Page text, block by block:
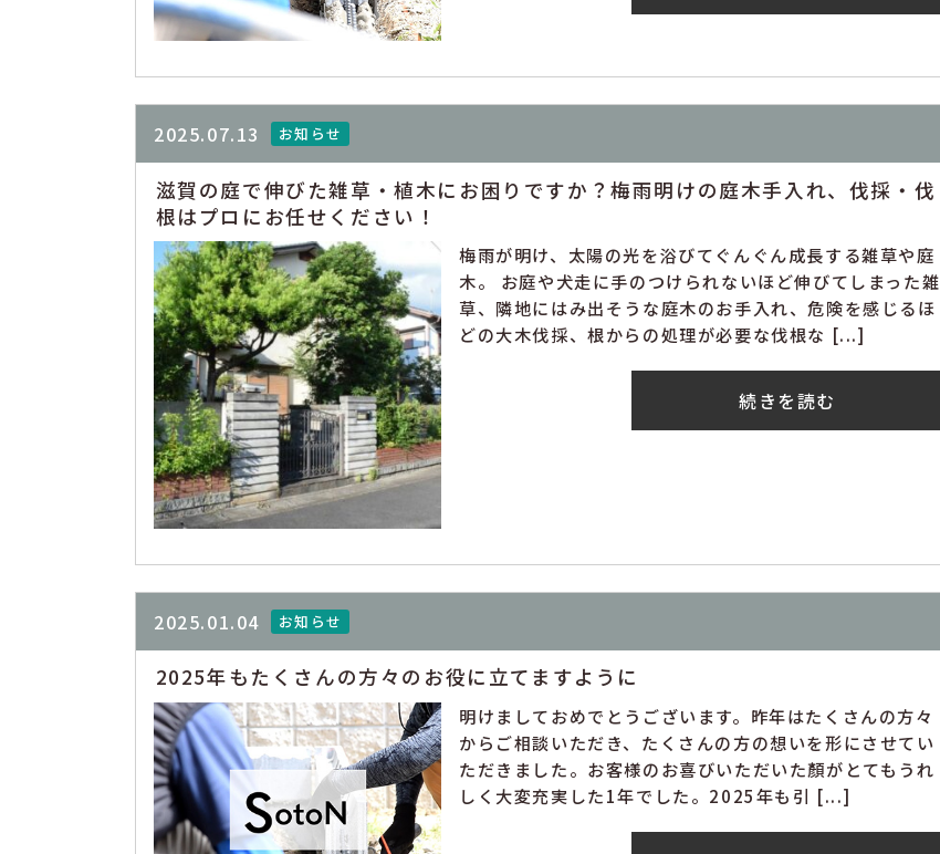
2025.07.13 お知らせ
滋賀の庭で伸びた雑草・植木にお困りですか？梅雨明けの庭木手入れ、伐採・伐
根はプロにお任せください！
梅雨が明け、太陽の光を浴びてぐんぐん成長する雑草や庭
木。 お庭や犬走に手のつけられないほど伸びてしまった雑
草、隣地にはみ出そうな庭木のお手入れ、危険を感じるほ
どの大木伐採、根からの処理が必要な伐根な [...]
続きを読む
2025.01.04 お知らせ
2025年もたくさんの方々のお役に立てますように
明けましておめでとうございます。昨年はたくさんの方々
からご相談いただき、たくさんの方の想いを形にさせてい
ただきました。お客様のお喜びいただいた顏がとてもうれ
しく大変充実した1年でした。2025年も引 [...]